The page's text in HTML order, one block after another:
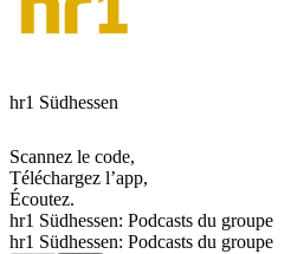
hr1 Südhessen
Scannez le code,
Téléchargez l’app,
Écoutez.
hr1 Südhessen: Podcasts du groupe
hr1 Südhessen: Podcasts du groupe